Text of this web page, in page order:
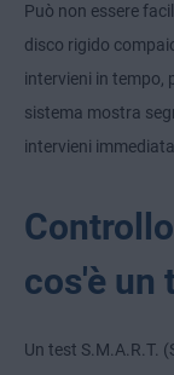
Può non essere
disco rigido
intervieni in tempo,
sistema mostra
intervieni
cos'è un
Un test S.M.A.R.T.